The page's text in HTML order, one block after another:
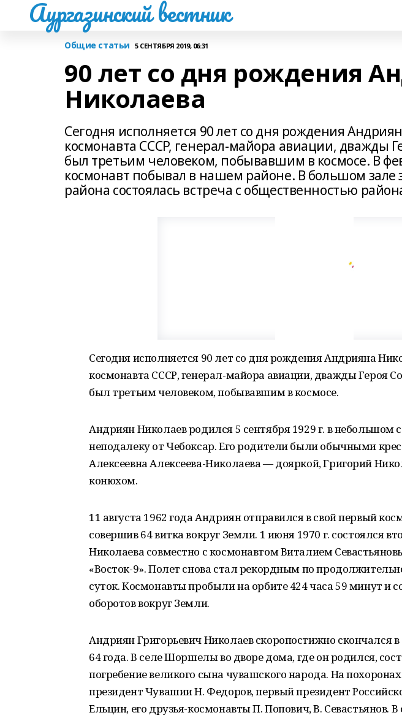
Аургазинский вестник
Общие статьи 5 СЕНТЯБРЯ 2019, 06:31
90 лет со дня рождения
Николаева
Сегодня исполняется 90 лет со дня рождения
космонавта СССР, генерал-майора авиации, дважды
был третьим человеком, побывавшим в космосе. В
космонавт побывал в нашем районе. В большом
района состоялась встреча с общественностью
Сегодня исполняется 90 лет со дня рождения Андрияна
космонавта СССР, генерал-майора авиации, дважды Героя
был третьим человеком, побывавшим в космосе.
Андриян Николаев родился 5 сентября 1929 г. в
неподалеку от Чебоксар. Его родители были обычными
Алексеевна Алексеева-Николаева — дояркой, Григорий
конюхом.
11 августа 1962 года Андриян отправился в свой первый
совершив 64 витка вокруг Земли. 1 июня 1970 г. состоялся
Николаева совместно с космонавтом Виталием
«Восток-9». Полет снова стал рекордным по
суток. Космонавты пробыли на орбите 424 часа 59 минут и
оборотов вокруг Земли.
Андриян Григорьевич Николаев скоропостижно скончался в
64 года. В селе Шоршелы во дворе дома, где он родился,
погребение великого сына чувашского народа. На
президент Чувашии Н. Федоров, первый президент
Ельцин, его друзья-космонавты П. Попович, В. Севастьянов. В